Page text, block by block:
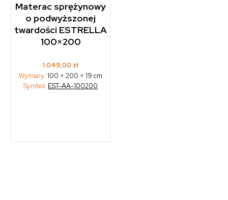
Materac sprężynowy
o podwyższonej
twardości ESTRELLA
100×200
1.049,00 zł
Wymiary:100 × 200 × 19 cm
Symbol: EST-AA-100200